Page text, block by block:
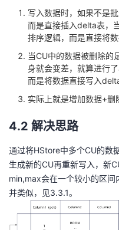
写入数据时，如果不是
而是直接插入delta表，
排序逻辑，而是直接将数
当CU中的数据被删除的
身就会变差，就算进行
而是将数据直接写入
实际上就是增加数据+删
4.2 解决思路
通过将HStore中多个CU的数
生成新的CU再重新写入，新
min,max会在一个较小的区
并类似，见3.3.1。